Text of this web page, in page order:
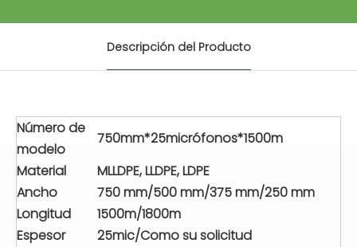
Descripción del Producto
Número de
modelo
750mm*25micrófonos*1500m
Material
MLLDPE, LLDPE, LDPE
Ancho
750 mm/500 mm/375 mm/250 mm
Longitud
1500m/1800m
Espesor
25mic/Como su solicitud